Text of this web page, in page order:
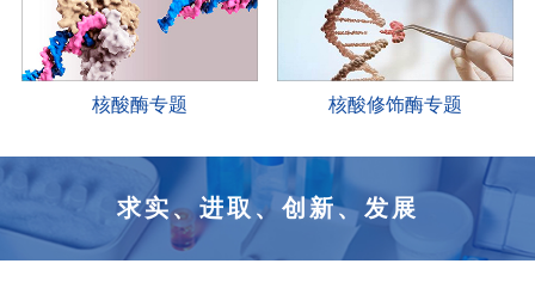
核酸酶专题 核酸修饰酶专题
求实、进取、创新、发展